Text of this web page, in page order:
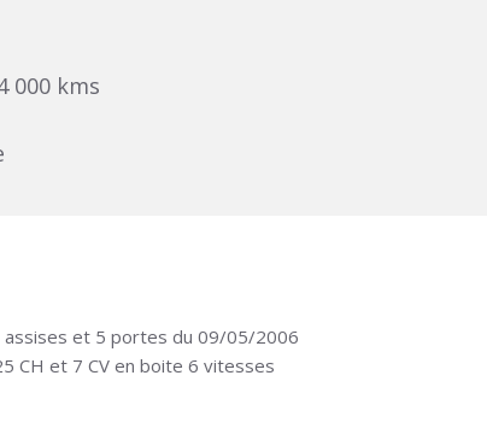
000 kms
assises et 5 portes du 09/05/2006
CH et 7 CV en boite 6 vitesses